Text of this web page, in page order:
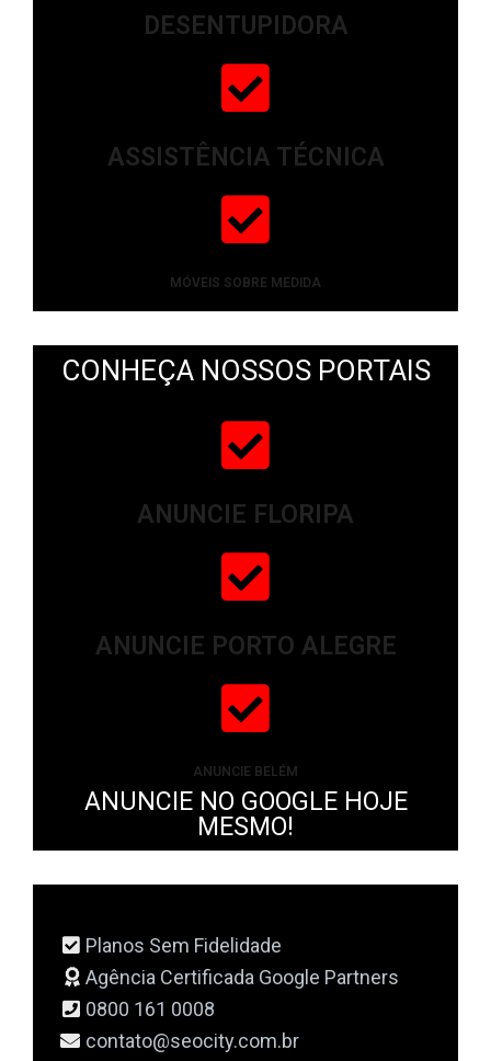
DESENTUPIDORA
ASSISTÊNCIA TÉCNICA
MÓVEIS SOBRE MEDIDA
CONHEÇA NOSSOS PORTAIS
ANUNCIE FLORIPA
ANUNCIE PORTO ALEGRE
ANUNCIE BELÉM
ANUNCIE NO GOOGLE HOJE
MESMO!
Planos Sem Fidelidade
Agência Certificada Google Partners
0800 161 0008
contato@seocity.com.br